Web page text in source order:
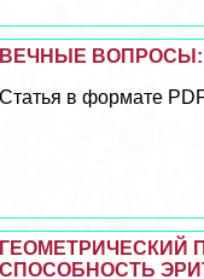
ВЕЧНЫЕ ВОПРОСЫ:
Статья в формате
ГЕОМЕТРИЧЕСКИЙ
СПОСОБНОСТЬ